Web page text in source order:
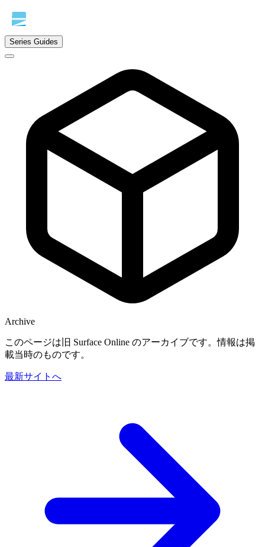
Series Guides
Archive
このページは旧 Surface Online のアーカイブです。情報は掲
載当時のものです。
最新サイトへ